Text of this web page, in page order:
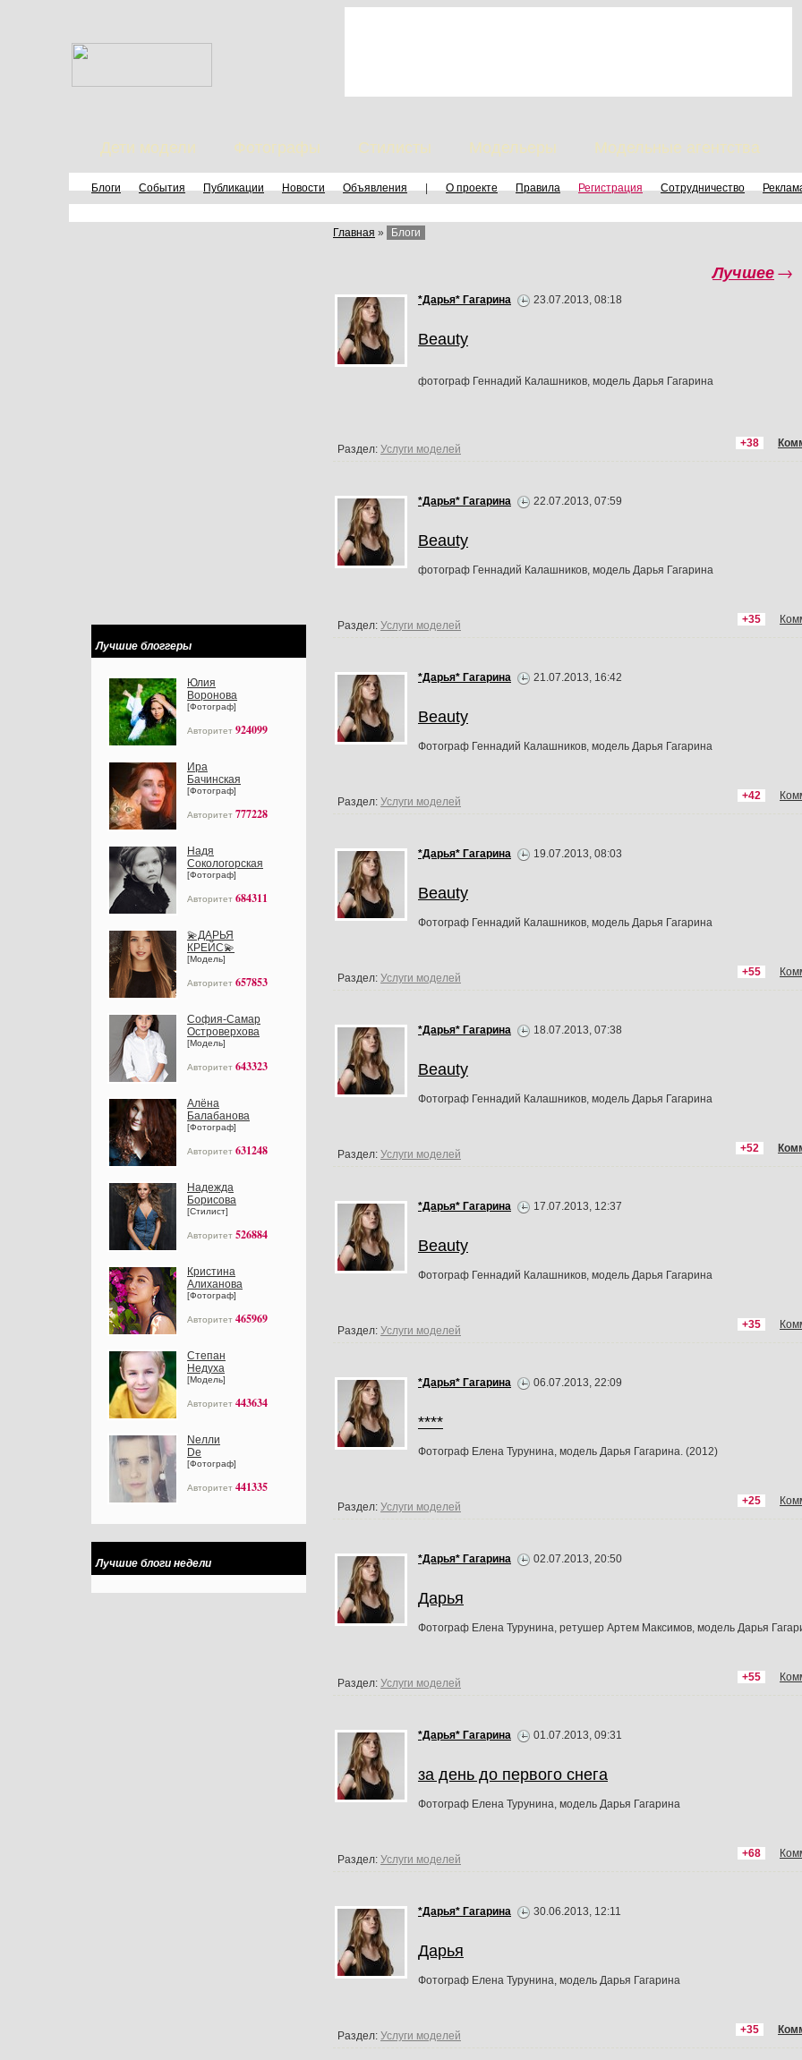
Дети модели Фотографы Стилисты Модельеры Модельные агентства
Блоги События Публикации Новости Объявления | О проекте Правила Регистрация Сотрудничество
Лучшие блоггеры
Юлия
Воронова
[Фотограф]
Авторитет 924099
Ира
Бачинская
[Фотограф]
Авторитет 777228
Надя
Сокологорская
[Фотограф]
Авторитет 684311
💫ДАРЬЯ
КРЕЙС💫
[Модель]
Авторитет 657853
София-Самар
Островерхова
[Модель]
Авторитет 643323
Алёна
Балабанова
[Фотограф]
Авторитет 631248
Надежда
Борисова
[Стилист]
Авторитет 526884
Кристина
Алиханова
[Фотограф]
Авторитет 465969
Степан
Недуха
[Модель]
Авторитет 443634
Nелли
Dе
[Фотограф]
Авторитет 441335
Лучшие блоги недели
Главная » Блоги
Лучшее→
*Дарья* Гагарина 23.07.2013, 08:18
Beauty
фотограф Геннадий Калашников, модель Дарья Гагарина
+38
Раздел: Услуги моделей
*Дарья* Гагарина 22.07.2013, 07:59
Beauty
фотограф Геннадий Калашников, модель Дарья Гагарина
+35
Раздел: Услуги моделей
*Дарья* Гагарина 21.07.2013, 16:42
Beauty
Фотограф Геннадий Калашников, модель Дарья Гагарина
+42
Раздел: Услуги моделей
*Дарья* Гагарина 19.07.2013, 08:03
Beauty
Фотограф Геннадий Калашников, модель Дарья Гагарина
+55
Раздел: Услуги моделей
*Дарья* Гагарина 18.07.2013, 07:38
Beauty
Фотограф Геннадий Калашников, модель Дарья Гагарина
+52
Раздел: Услуги моделей
*Дарья* Гагарина 17.07.2013, 12:37
Beauty
Фотограф Геннадий Калашников, модель Дарья Гагарина
+35
Раздел: Услуги моделей
*Дарья* Гагарина 06.07.2013, 22:09
****
Фотограф Елена Турунина, модель Дарья Гагарина. (2012)
+25
Раздел: Услуги моделей
*Дарья* Гагарина 02.07.2013, 20:50
Дарья
Фотограф Елена Турунина, ретушер Артем Максимов, модель Дарья
+55
Раздел: Услуги моделей
*Дарья* Гагарина 01.07.2013, 09:31
за день до первого снега
Фотограф Елена Турунина, модель Дарья Гагарина
+68
Раздел: Услуги моделей
*Дарья* Гагарина 30.06.2013, 12:11
Дарья
Фотограф Елена Турунина, модель Дарья Гагарина
+35
Раздел: Услуги моделей